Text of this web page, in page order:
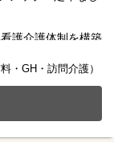
護介護体制を構築
方を募集してい
経験者OK
・GH・訪問介護）